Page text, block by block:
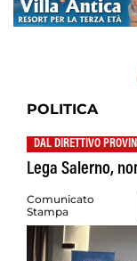
POLITICA
DAL DIRETTIVO
Lega Salerno,
Comunicato
Stampa